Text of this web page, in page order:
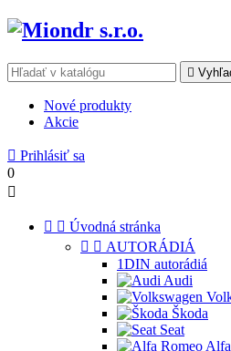

Nové produkty
Akcie
 Prihlásiť sa
0

  Úvodná stránka
  AUTORÁDIÁ
1DIN autorádiá
Audi
Škoda
Seat